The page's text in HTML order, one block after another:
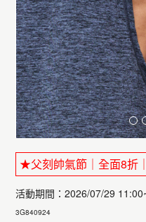
★父刻帥氣節｜全面8折
活動期間：2026/07/29
3G840924